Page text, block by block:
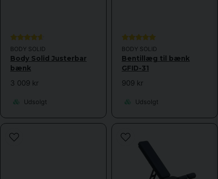
BODY SOLID
Body Solid Justerbar
bænk
3 009 kr
Udsolgt
BODY SOLID
Bentillæg til bænk
GFID-31
909 kr
Udsolgt